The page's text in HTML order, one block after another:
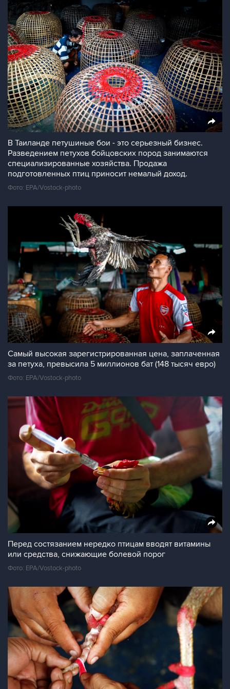
В Таиланде петушиные бои - это серьезный бизнес.
Разведением петухов бойцовских пород занимаются
специализированные хозяйства. Продажа
подготовленных птиц приносит немалый доход.
Фото: EPA/Vostock-photo
Самый высокая зарегистрированная цена, заплаченная
за петуха, превысила 5 миллионов бат (148 тысяч евро)
Фото: EPA/Vostock-photo
Перед состязанием нередко птицам вводят витамины
или средства, снижающие болевой порог
Фото: EPA/Vostock-photo